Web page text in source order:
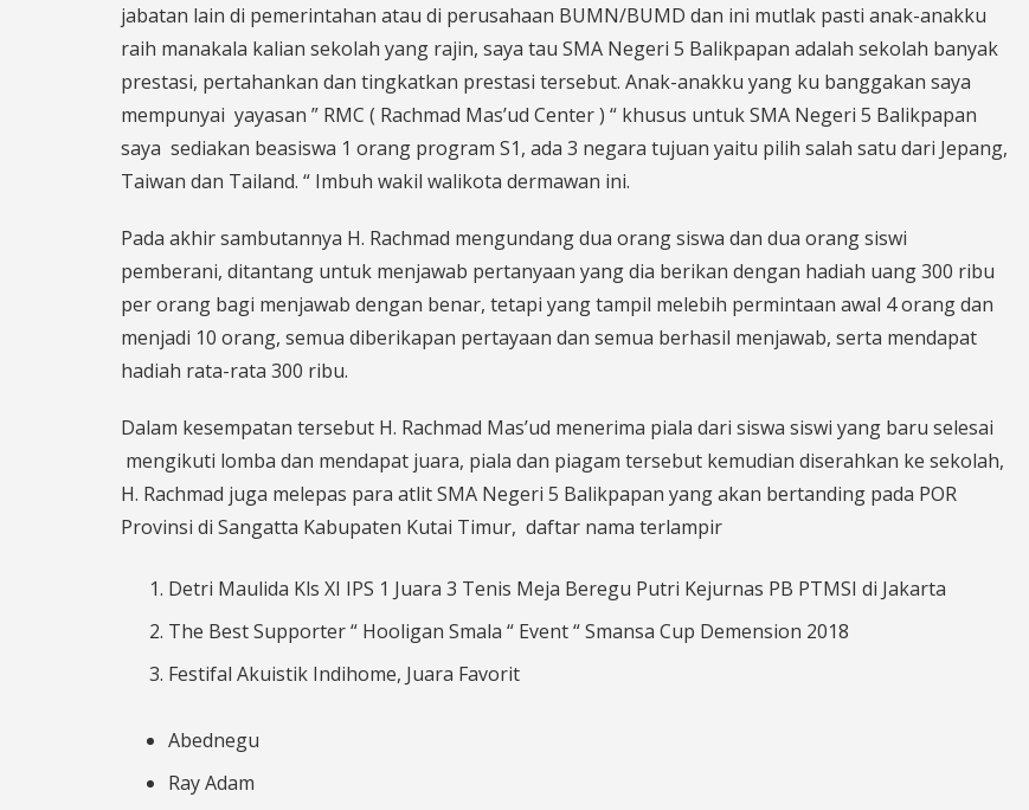
jabatan lain di pemerintahan atau di perusahaan BUMN/BUMD dan ini mutlak pasti anak-anakku
raih manakala kalian sekolah yang rajin, saya tau SMA Negeri 5 Balikpapan adalah sekolah banyak
prestasi, pertahankan dan tingkatkan prestasi tersebut. Anak-anakku yang ku banggakan saya
mempunyai yayasan ” RMC ( Rachmad Mas’ud Center ) “ khusus untuk SMA Negeri 5 Balikpapan
saya sediakan beasiswa 1 orang program S1, ada 3 negara tujuan yaitu pilih salah satu dari Jepang,
Taiwan dan Tailand. “ Imbuh wakil walikota dermawan ini.
Pada akhir sambutannya H. Rachmad mengundang dua orang siswa dan dua orang siswi
pemberani, ditantang untuk menjawab pertanyaan yang dia berikan dengan hadiah uang 300 ribu
per orang bagi menjawab dengan benar, tetapi yang tampil melebih permintaan awal 4 orang dan
menjadi 10 orang, semua diberikapan pertayaan dan semua berhasil menjawab, serta mendapat
hadiah rata-rata 300 ribu.
Dalam kesempatan tersebut H. Rachmad Mas’ud menerima piala dari siswa siswi yang baru selesai
mengikuti lomba dan mendapat juara, piala dan piagam tersebut kemudian diserahkan ke sekolah,
H. Rachmad juga melepas para atlit SMA Negeri 5 Balikpapan yang akan bertanding pada POR
Provinsi di Sangatta Kabupaten Kutai Timur, daftar nama terlampir
Detri Maulida Kls XI IPS 1 Juara 3 Tenis Meja Beregu Putri Kejurnas PB PTMSI di Jakarta
The Best Supporter “ Hooligan Smala “ Event “ Smansa Cup Demension 2018
Festifal Akuistik Indihome, Juara Favorit
Abednegu
Ray Adam